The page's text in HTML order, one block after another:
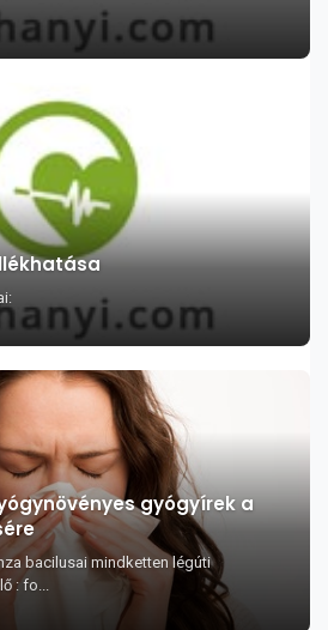
gyógyírek a
bacilusai mindketten légúti
: fo...